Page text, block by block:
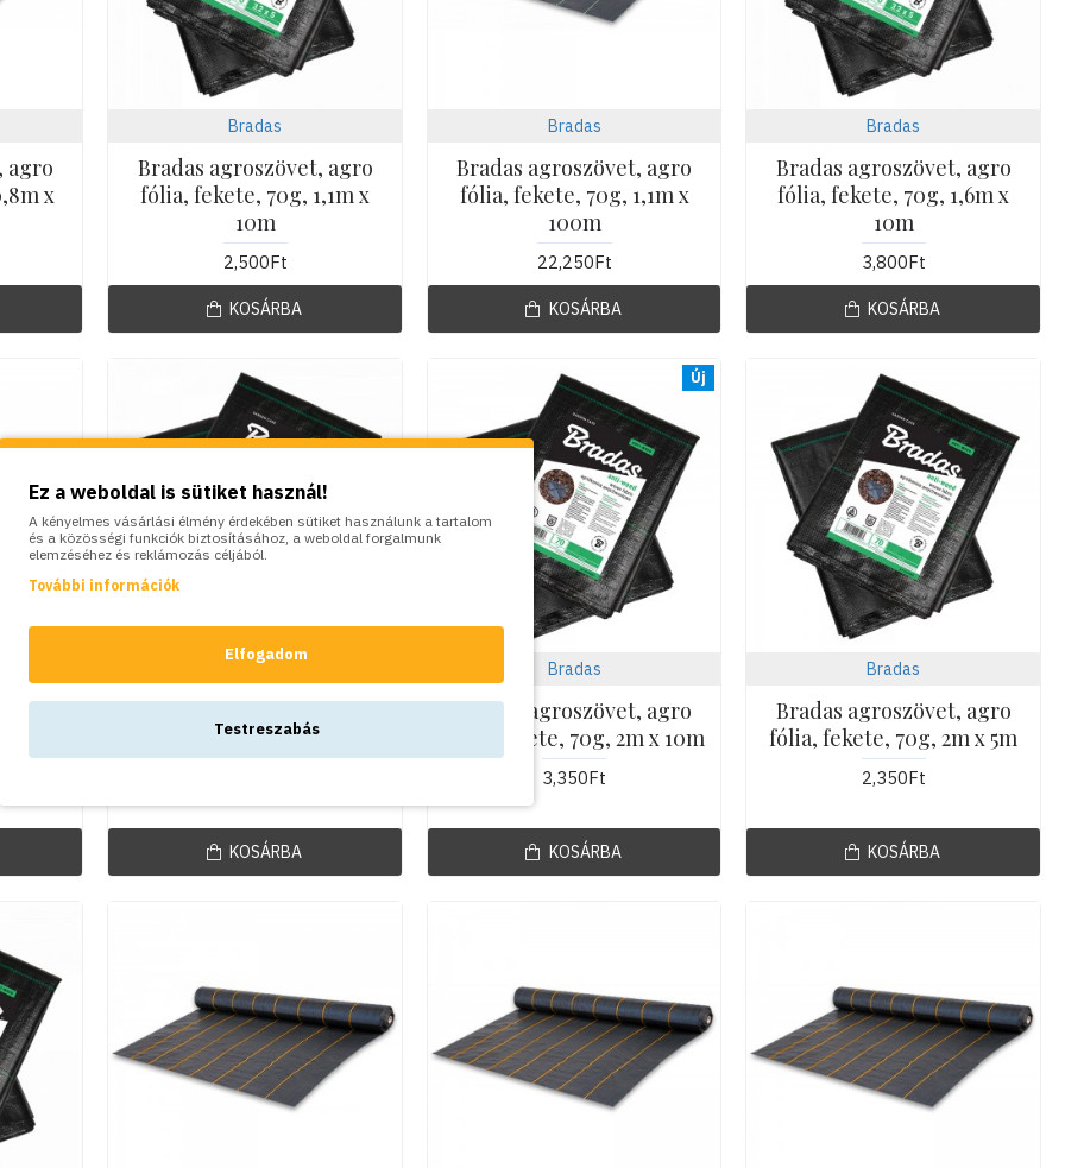
agro
x
Bradas
Bradas agroszövet, agro
fólia, fekete, 70g, 1,1m x
10m
2,500Ft
KOSÁRBA
Bradas
Bradas agroszövet, agro
fólia, fekete, 70g, 1,1m x
100m
22,250Ft
KOSÁRBA
Bradas
Bradas agroszövet, agro
fólia, fekete, 70g, 1,6m x
10m
3,800Ft
KOSÁRBA
agro
x
Bradas
Bradas agroszövet, agro
fólia, fekete, 70g, 2m x 10m
KOSÁRBA
Új
Bradas
Bradas agroszövet, agro
fólia, fekete, 70g, 2m x 10m
3,350Ft
KOSÁRBA
Bradas
Bradas agroszövet, agro
fólia, fekete, 70g, 2m x 5m
2,350Ft
KOSÁRBA
Ez a weboldal is sütiket használ!
A kényelmes vásárlási élmény érdekében sütiket használunk a tartalom
és a közösségi funkciók biztosításához, a weboldal forgalmunk
elemzéséhez és reklámozás céljából.
További információk
Elfogadom
Testreszabás